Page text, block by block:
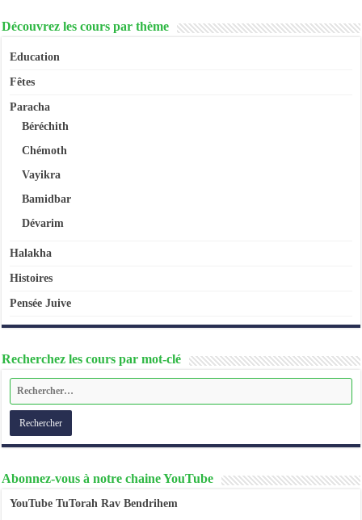
Découvrez les cours par thème
Education
Fêtes
Paracha
Béréchith
Chémoth
Vayikra
Bamidbar
Dévarim
Halakha
Histoires
Pensée Juive
Recherchez les cours par mot-clé
Abonnez-vous à notre chaine YouTube
YouTube TuTorah Rav Bendrihem